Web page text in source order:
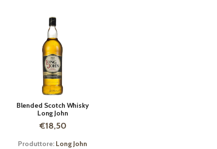
Blended Scotch Whisky
Long John
€18,50
Produttore: Long John